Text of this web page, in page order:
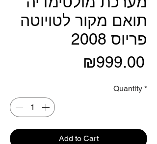
תואם מקור לטויוטה
פריוס 2008
₪999.00
Quantity *
Add to Cart